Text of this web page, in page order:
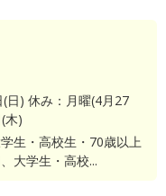
日) 休み：月曜(4月27
木)
生・高校生・70歳以上
大学生・高校...